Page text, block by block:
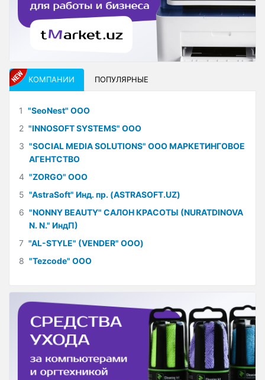
КОМПАНИИ ПОПУЛЯРНЫЕ
1 "SeoNest" ООО
2 "INNOSOFT SYSTEMS" ООО
3 "SOCIAL MEDIA SOLUTIONS" ООО МАРКЕТИНГОВОЕ
АГЕНТСТВО
4 "ZORGO" ООО
5 "AstraSoft" Инд. пр. (ASTRASOFT.UZ)
6 "NONNY BEAUTY" САЛОН КРАСОТЫ (NURATDINOVA
N. N." ИндП)
7 "AL-STYLE" (VENDER" ООО)
8 "Tezcode" ООО